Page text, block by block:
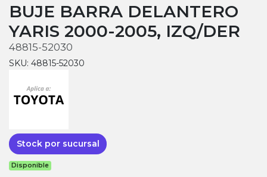
BUJE BARRA DELANTERO
YARIS 2000-2005, IZQ/DER
48815-52030
SKU: 48815-52030
Stock por sucursal
Disponible